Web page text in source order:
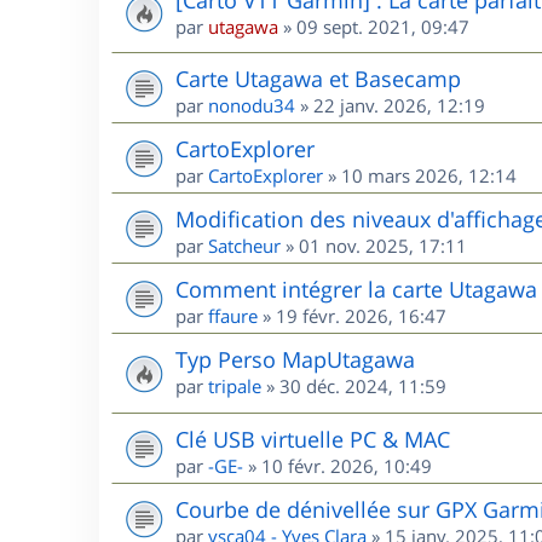
par utagawa » 09 sept. 2021, 09:47
Carte Utagawa et Basecamp
par nonodu34 » 22 janv. 2026, 12:19
CartoExplorer
par CartoExplorer » 10 mars 2026, 12:14
Modification des niveaux
par Satcheur » 01 nov. 2025, 17:11
Comment intégrer la carte
par ffaure » 19 févr. 2026, 16:47
Typ Perso MapUtagawa
par tripale » 30 déc. 2024, 11:59
Clé USB virtuelle PC & MAC
par -GE- » 10 févr. 2026, 10:49
Courbe de dénivellée sur GPX
par ysca04 - Yves Clara » 15 janv. 2025,